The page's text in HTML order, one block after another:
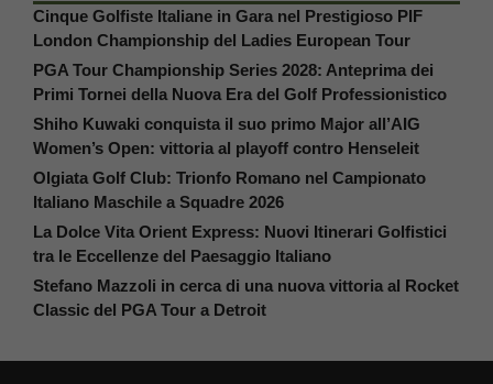
Cinque Golfiste Italiane in Gara nel Prestigioso PIF
London Championship del Ladies European Tour
PGA Tour Championship Series 2028: Anteprima dei
Primi Tornei della Nuova Era del Golf Professionistico
Shiho Kuwaki conquista il suo primo Major all’AIG
Women’s Open: vittoria al playoff contro Henseleit
Olgiata Golf Club: Trionfo Romano nel Campionato
Italiano Maschile a Squadre 2026
La Dolce Vita Orient Express: Nuovi Itinerari Golfistici
tra le Eccellenze del Paesaggio Italiano
Stefano Mazzoli in cerca di una nuova vittoria al Rocket
Classic del PGA Tour a Detroit